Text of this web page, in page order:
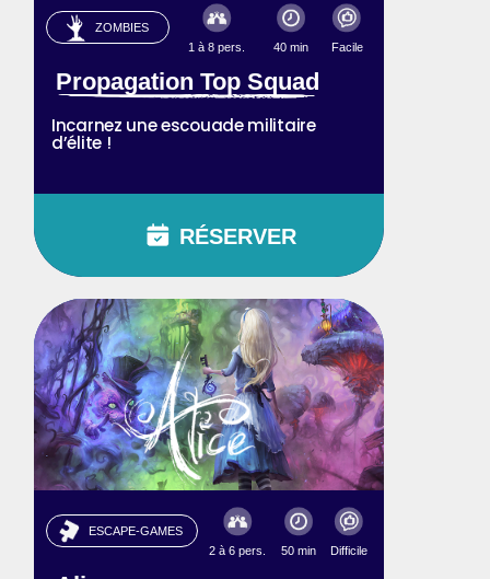
ZOMBIES
1 à 8 pers.
40 min Facile
Propagation Top Squad
Incarnez une escouade militaire
d’élite !
RÉSERVER
ESCAPE-GAMES
2 à 6 pers.
50 min Difficile